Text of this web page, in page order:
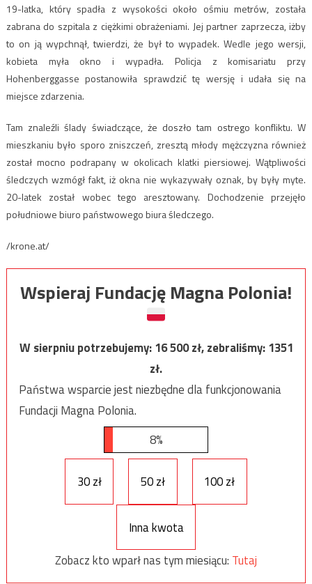
19-latka, który spadła z wysokości około ośmiu metrów, została
zabrana do szpitala z ciężkimi obrażeniami. Jej partner zaprzecza, iżby
to on ją wypchnął, twierdzi, że był to wypadek. Wedle jego wersji,
kobieta myła okno i wypadła. Policja z komisariatu przy
Hohenberggasse postanowiła sprawdzić tę wersję i udała się na
miejsce zdarzenia.
Tam znaleźli ślady świadczące, że doszło tam ostrego konfliktu. W
mieszkaniu było sporo zniszczeń, zresztą młody mężczyzna również
został mocno podrapany w okolicach klatki piersiowej. Wątpliwości
śledczych wzmógł fakt, iż okna nie wykazywały oznak, by były myte.
20-latek został wobec tego aresztowany. Dochodzenie przejęło
południowe biuro państwowego biura śledczego.
/krone.at/
Wspieraj Fundację Magna Polonia!
W sierpniu potrzebujemy:16 500zł, zebraliśmy:1351
zł.
Państwa wsparcie jest niezbędne dla funkcjonowania
Fundacji Magna Polonia.
8%
30 zł 50 zł 100 zł
Inna kwota
Zobacz kto wparł nas tym miesiącu: Tutaj